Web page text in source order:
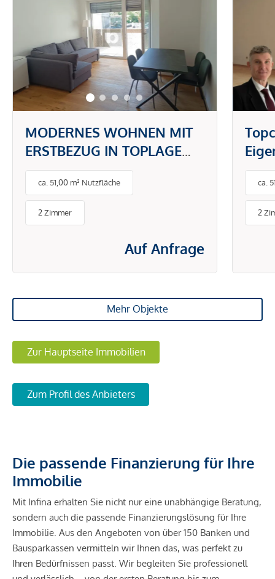
MODERNES WOHNEN MIT
ERSTBEZUG IN TOPLAGE
DONAUSTADT -
PAUSCHALMIETE INKL.
BETRIEBS- UND
ENERGIEKOSTEN
ca. 51,00 m² Nutzfläche
2 Zimmer
Auf Anfrage
ca.
2
Mehr Objekte
Zur Hauptseite Immobilien
Zum Profil des Anbieters
Die passende Finanzierung für Ihre
Immobilie
Mit Infina erhalten Sie nicht nur eine unabhängige Beratung,
sondern auch die passende Finanzierungslösung für Ihre
Immobilie. Aus den Angeboten von über 150 Banken und
Bausparkassen vermitteln wir Ihnen das, was perfekt zu
Ihren Bedürfnissen passt. Wir begleiten Sie professionell